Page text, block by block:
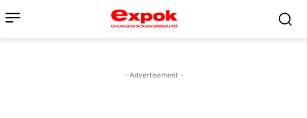
- Advertisement -